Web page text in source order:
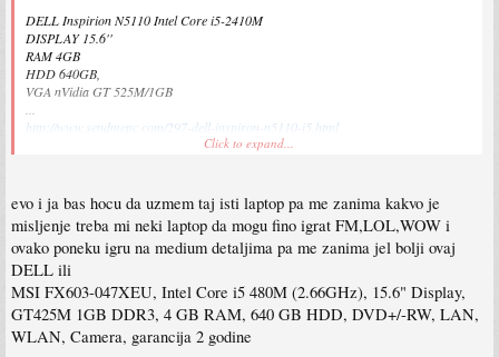
DELL Inspirion N5110 Intel Core i5-2410M
DISPLAY 15.6''
RAM 4GB
HDD 640GB,
VGA nVidia GT 525M/1GB
http://www.sendmepc.com/297-dell-inspiron-n5110-i5.html
Kakvo je vase misljenje o navedenom laptopu!?
Click to expand...
evo i ja bas hocu da uzmem taj isti laptop pa me zanima kakvo je
misljenje treba mi neki laptop da mogu fino igrat FM,LOL,WOW i
ovako poneku igru na medium detaljima pa me zanima jel bolji ovaj
DELL ili
MSI FX603-047XEU, Intel Core i5 480M (2.66GHz), 15.6" Display,
GT425M 1GB DDR3, 4 GB RAM, 640 GB HDD, DVD+/-RW, LAN,
WLAN, Camera, garancija 2 godine